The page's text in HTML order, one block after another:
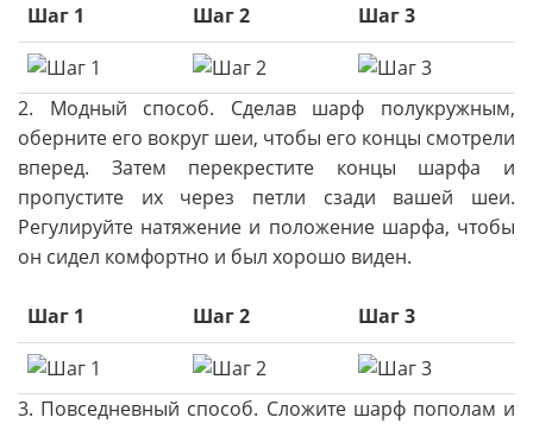
Шаг 1 Шаг 2 Шаг 3
2. Модный способ. Сделав шарф полукружным,
оберните его вокруг шеи, чтобы его концы смотрели
вперед. Затем перекрестите концы шарфа и
пропустите их через петли сзади вашей шеи.
Регулируйте натяжение и положение шарфа, чтобы
он сидел комфортно и был хорошо виден.
Шаг 1 Шаг 2 Шаг 3
3. Повседневный способ. Сложите шарф пополам и